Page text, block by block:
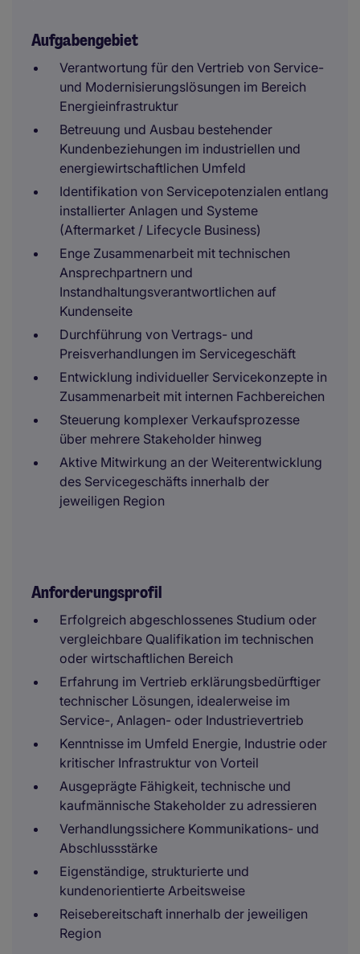
Aufgabengebiet
Verantwortung für den Vertrieb von Service-
und Modernisierungslösungen im Bereich
Energieinfrastruktur
Betreuung und Ausbau bestehender
Kundenbeziehungen im industriellen und
energiewirtschaftlichen Umfeld
Identifikation von Servicepotenzialen entlang
installierter Anlagen und Systeme
(Aftermarket / Lifecycle Business)
Enge Zusammenarbeit mit technischen
Ansprechpartnern und
Instandhaltungsverantwortlichen auf
Kundenseite
Durchführung von Vertrags- und
Preisverhandlungen im Servicegeschäft
Entwicklung individueller Servicekonzepte in
Zusammenarbeit mit internen Fachbereichen
Steuerung komplexer Verkaufsprozesse
über mehrere Stakeholder hinweg
Aktive Mitwirkung an der Weiterentwicklung
des Servicegeschäfts innerhalb der
jeweiligen Region
Anforderungsprofil
Erfolgreich abgeschlossenes Studium oder
vergleichbare Qualifikation im technischen
oder wirtschaftlichen Bereich
Erfahrung im Vertrieb erklärungsbedürftiger
technischer Lösungen, idealerweise im
Service-, Anlagen- oder Industrievertrieb
Kenntnisse im Umfeld Energie, Industrie oder
kritischer Infrastruktur von Vorteil
Ausgeprägte Fähigkeit, technische und
kaufmännische Stakeholder zu adressieren
Verhandlungssichere Kommunikations- und
Abschlussstärke
Eigenständige, strukturierte und
kundenorientierte Arbeitsweise
Reisebereitschaft innerhalb der jeweiligen
Region